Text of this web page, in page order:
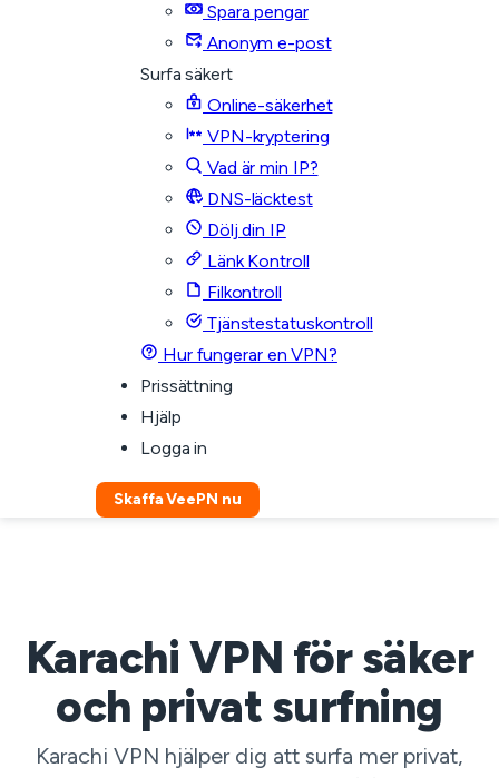
Spara pengar
Anonym e-post
Surfa säkert
Online-säkerhet
VPN-kryptering
Vad är min IP?
DNS-läcktest
Dölj din IP
Länk Kontroll
Filkontroll
Tjänstestatuskontroll
Hur fungerar en VPN?
Prissättning
Hjälp
Logga in
Skaffa VeePN nu
Karachi VPN för säker
och privat surfning
Karachi VPN hjälper dig att surfa mer privat,